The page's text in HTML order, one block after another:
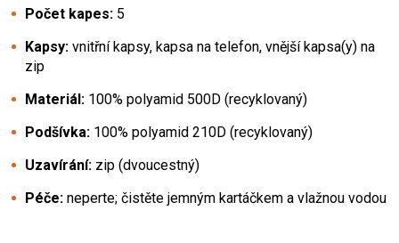
Počet kapes: 5
Kapsy: vnitřní kapsy, kapsa na telefon, vnější kapsa(y) na
zip
Materiál: 100% polyamid 500D (recyklovaný)
Podšívka: 100% polyamid 210D (recyklovaný)
Uzavírání: zip (dvoucestný)
Péče: neperte; čistěte jemným kartáčkem a vlažnou vodou